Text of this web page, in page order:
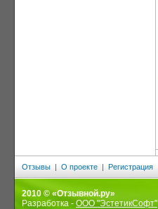
Отзывы | О проекте | Регистрация
2010 © «Отзывной.ру»
Разработка - ООО "ЭстетикСофт"